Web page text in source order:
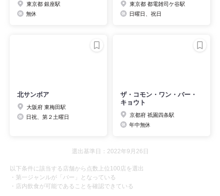
東京都 銀座駅
無休
東京都 都電雑司ケ谷駅
日曜日、祝日
北サンボア
大阪府 東梅田駅
日祝、第２土曜日
ザ・コモン・ワン・バー・
キョウト
京都府 祇園四条駅
年中無休
選出基準日：2022年9月26日
以下条件に該当する店舗から点数上位100店を選出
・第一ジャンルが「バー」となっている
・店内飲食が可能であることを確認できている